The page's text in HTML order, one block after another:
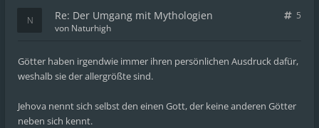
Re: Der Umgang mit Mythologien
5
von Naturhigh
Götter haben irgendwie immer ihren persönlichen Ausdruck dafür,
weshalb sie der allergrößte sind.
Jehova nennt sich selbst den einen Gott, der keine anderen Götter
neben sich kennt.